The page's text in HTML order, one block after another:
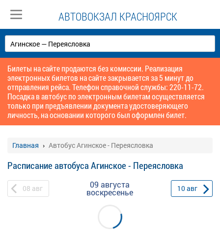
АВТОВОКЗАЛ КРАСНОЯРСК
Билеты на сайте продаются без комиссии. Реализация
электронных билетов на сайте закрывается за 5 минут до
отправления рейса. Телефон справочной службы: 220-11-72.
Посадка в автобус по электронным билетам осуществляется
только при предъявлении документа удостоверяющего
личность, на основании которого был оформлен билет.
Главная Автобус Агинское - Переясловка
Расписание автобуса Агинское - Переясловка
08 авг 09 августа
воскресенье 10авг